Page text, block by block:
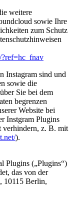
weitere
sowie Ihre
zum Schutz
Instagram sind und
sowie die
Sie bei dem
begrenzen
Website bei
Instgram Plugins
verhindern, z. B. mit
).
Plugins („Plugins“)
das von der
10115 Berlin,